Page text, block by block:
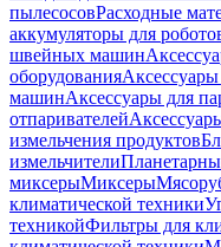
пылесосовРасходные
аккумуляторы для
швейных машин
оборудования
машинАксессуары для
отпаривателей
измельчения продуктов
измельчители
миксерыМиксеры
климатической техники
техникойФильтры для